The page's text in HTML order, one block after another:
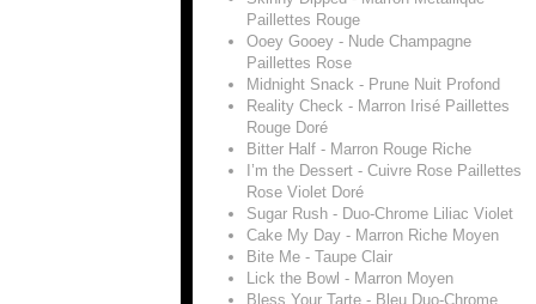
Paillettes Rouge
Ooey Gooey - Nude Champagne
Paillettes Rose
Midnight Snack - Prune Nuit Profond
Reality Check - Marron Irisé Paillettes
Rouge Doré
Bitter Half - Marron Rouge Riche
I’m the Dessert - Cuivre Rose Paillettes
Rose Violet Doré
Sugar Rush - Duo-Chrome Liliac Violet
Cake My Day - Marron Riche Moyen
Bite Me - Taupe Clair
Lick the Bowl - Marron Moyen
Bless Your Tarte - Bleu Duo-Chrome